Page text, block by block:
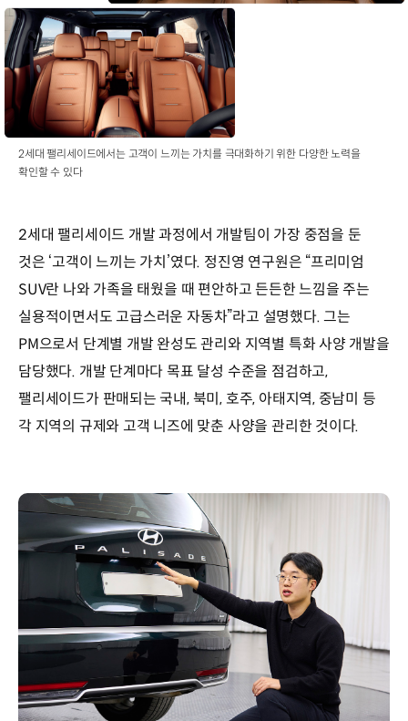
2세대 팰리세이드에서는 고객이 느끼는 가치를 극대화하기 위한 다양한 노력을
확인할 수 있다
2세대 팰리세이드 개발 과정에서 개발팀이 가장 중점을 둔
것은 ‘고객이 느끼는 가치’였다. 정진영 연구원은 “프리미엄
SUV란 나와 가족을 태웠을 때 편안하고 든든한 느낌을 주는
실용적이면서도 고급스러운 자동차”라고 설명했다. 그는
PM으로서 단계별 개발 완성도 관리와 지역별 특화 사양 개발을
담당했다. 개발 단계마다 목표 달성 수준을 점검하고,
팰리세이드가 판매되는 국내, 북미, 호주, 아태지역, 중남미 등
각 지역의 규제와 고객 니즈에 맞춘 사양을 관리한 것이다.